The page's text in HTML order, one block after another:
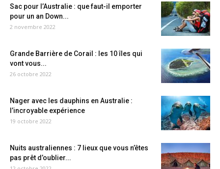
Sac pour l’Australie : que faut-il emporter
pour un an Down...
2 novembre 2022
Grande Barrière de Corail : les 10 îles qui
vont vous...
26 octobre 2022
Nager avec les dauphins en Australie :
l’incroyable expérience
19 octobre 2022
Nuits australiennes : 7 lieux que vous n’êtes
pas prêt d’oublier...